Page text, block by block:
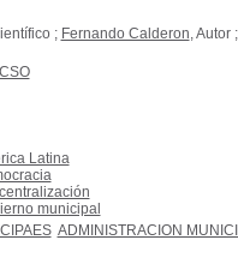
; Fernando Calderon, Autor ;
Latina
municipal
ADMINISTRACION